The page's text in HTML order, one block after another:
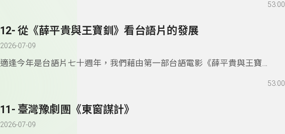
將作品連同法船以正式科儀送往「另一個世界」，這場看似幽默的藝術行
到，當代藝術不是讓人一眼看懂，而是藝術家用自己的語言，與世界展開
對話。當作品經由火被轉化，藝術也成為一份禮物、一場召喚，以及與生
命重新建立關係的方式。
53:00
12- 從《薛平貴與王寶釧》看台語片的發展
2026-07-09
適逢今年是台語片七十週年，我們藉由第一部台語電影《薛平貴與王寶
法在銀幕上聽見自己的母語，直到歌仔戲班「拱樂社」老闆陳澄三以商業
了當時這部片子的成功關鍵以及當時的社會背景，讓我們重溫那個台語片
輝煌的時代。
53:00
11- 臺灣豫劇團《東窗謀計》
2026-07-09